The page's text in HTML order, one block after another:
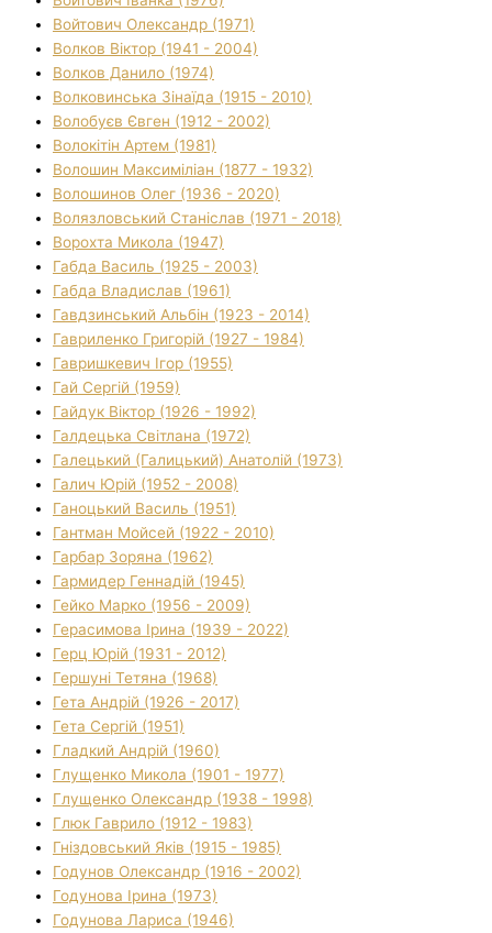
Войтович Олександр (1971)
Волков Віктор (1941 - 2004)
Волков Данило (1974)
Волковинська Зінаїда (1915 - 2010)
Волобуєв Євген (1912 - 2002)
Волокітін Артем (1981)
Волошин Максиміліан (1877 - 1932)
Волошинов Олег (1936 - 2020)
Волязловський Станіслав (1971 - 2018)
Ворохта Микола (1947)
Габда Василь (1925 - 2003)
Габда Владислав (1961)
Гавдзинський Альбін (1923 - 2014)
Гавриленко Григорій (1927 - 1984)
Гавришкевич Ігор (1955)
Гай Сергій (1959)
Гайдук Віктор (1926 - 1992)
Галдецька Світлана (1972)
Галецький (Галицький) Анатолій (1973)
Галич Юрій (1952 - 2008)
Ганоцький Василь (1951)
Гантман Мойсей (1922 - 2010)
Гарбар Зоряна (1962)
Гармидер Геннадій (1945)
Гейко Марко (1956 - 2009)
Герасимова Ірина (1939 - 2022)
Герц Юрій (1931 - 2012)
Гершуні Тетяна (1968)
Гета Андрій (1926 - 2017)
Гета Сергій (1951)
Гладкий Андрій (1960)
Глущенко Микола (1901 - 1977)
Глущенко Олександр (1938 - 1998)
Глюк Гаврило (1912 - 1983)
Гніздовський Яків (1915 - 1985)
Годунов Олександр (1916 - 2002)
Годунова Ірина (1973)
Годунова Лариса (1946)